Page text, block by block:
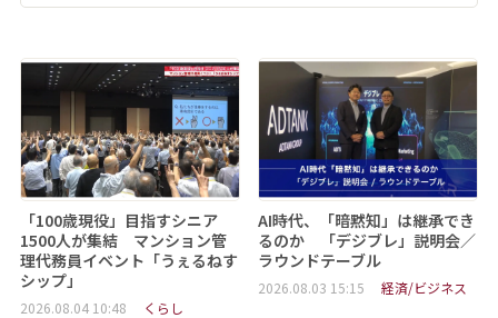
「100歳現役」目指すシニア
1500人が集結 マンション管
理代務員イベント「うぇるねす
シップ」
2026.08.04 10:48 くらし
AI時代、「暗黙知」は継承でき
るのか 「デジブレ」説明会／
ラウンドテーブル
2026.08.03 15:15 経済/ビジネス